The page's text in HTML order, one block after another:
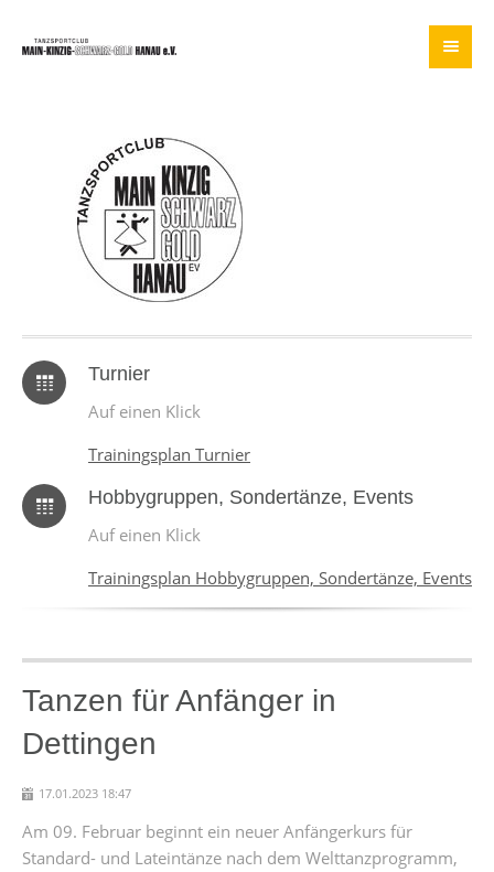
Turnier
Auf einen Klick
Trainingsplan Turnier
Hobbygruppen, Sondertänze, Events
Auf einen Klick
Trainingsplan Hobbygruppen, Sondertänze, Events
Tanzen für Anfänger in
Dettingen
17.01.2023 18:47
Am 09. Februar beginnt ein neuer Anfängerkurs für
Standard- und Lateintänze nach dem Welttanzprogramm,